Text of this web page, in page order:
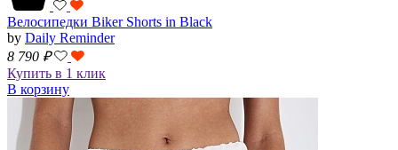
Велосипедки Biker Shorts in Black
by Daily Reminder
8 790 ₽
Купить в 1 клик
В корзину